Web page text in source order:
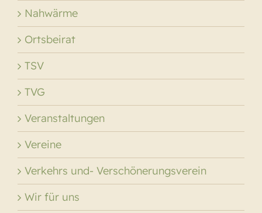
Nahwärme
Ortsbeirat
TSV
TVG
Veranstaltungen
Vereine
Verkehrs und- Verschönerungsverein
Wir für uns